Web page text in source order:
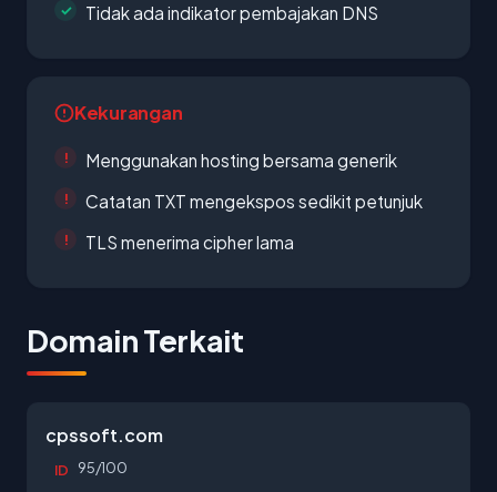
Tidak ada indikator pembajakan DNS
Kekurangan
Menggunakan hosting bersama generik
Catatan TXT mengekspos sedikit petunjuk
TLS menerima cipher lama
Domain Terkait
cpssoft.com
ID 95/100